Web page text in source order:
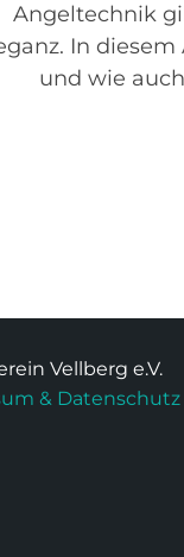
Angeltechnik
In
und wie
Vellberg e.V.
& Datenschutz